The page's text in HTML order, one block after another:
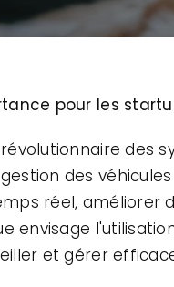
pour les
des
des
réel, améliorer
envisage
et gérer